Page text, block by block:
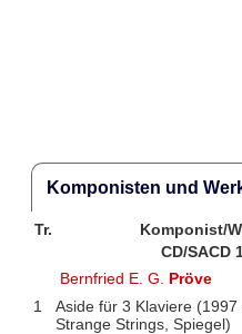
Komponisten und
Tr. Komponist/
CD/SACD
Bernfried E. G. Pröve
1
Aside für 3 Klaviere (1997
Strange Strings, Spiegel)